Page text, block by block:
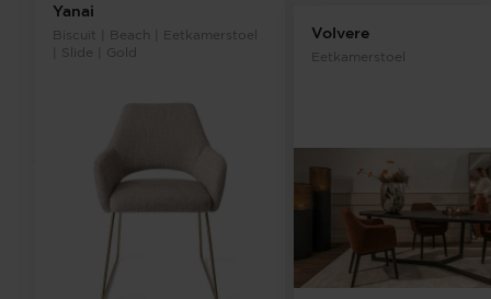
Yanai
Biscuit | Beach | Eetkamerstoel
| Slide | Gold
Volvere
Eetkamerstoel